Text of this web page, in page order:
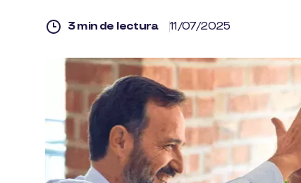
3 min de lectura 11/07/2025